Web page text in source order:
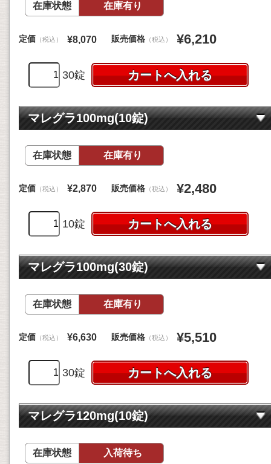
在庫状態 在庫有り
定価 （税込） ¥8,070 販売価格 （税込） ¥6,210
30錠
マレグラ100mg(10錠)
在庫状態 在庫有り
定価 （税込） ¥2,870 販売価格 （税込） ¥2,480
10錠
マレグラ100mg(30錠)
在庫状態 在庫有り
定価 （税込） ¥6,630 販売価格 （税込） ¥5,510
30錠
マレグラ120mg(10錠)
在庫状態 入荷待ち